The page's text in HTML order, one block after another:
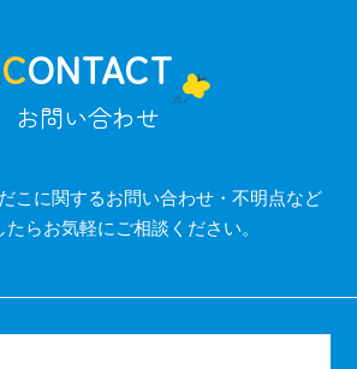
CONTACT
お問い合わせ
こに関するお問い合わせ・不明点など
たらお気軽にご相談ください。